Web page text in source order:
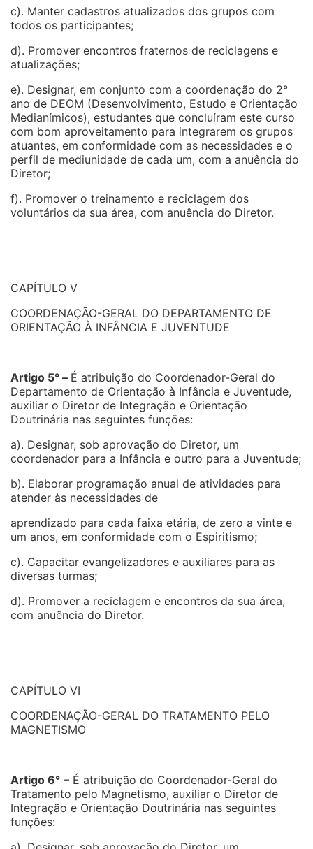
c). Manter cadastros atualizados dos grupos com
todos os participantes;
d). Promover encontros fraternos de reciclagens e
atualizações;
e). Designar, em conjunto com a coordenação do 2°
ano de DEOM (Desenvolvimento, Estudo e Orientação
Medianímicos), estudantes que concluíram este curso
com bom aproveitamento para integrarem os grupos
atuantes, em conformidade com as necessidades e o
perfil de mediunidade de cada um, com a anuência do
Diretor;
f). Promover o treinamento e reciclagem dos
voluntários da sua área, com anuência do Diretor.
CAPÍTULO V
COORDENAÇÃO-GERAL DO DEPARTAMENTO DE
ORIENTAÇÃO À INFÂNCIA E JUVENTUDE
Artigo 5° – É atribuição do Coordenador-Geral do
Departamento de Orientação à Infância e Juventude,
auxiliar o Diretor de Integração e Orientação
Doutrinária nas seguintes funções:
a). Designar, sob aprovação do Diretor, um
coordenador para a Infância e outro para a Juventude;
b). Elaborar programação anual de atividades para
atender às necessidades de
aprendizado para cada faixa etária, de zero a vinte e
um anos, em conformidade com o Espiritismo;
c). Capacitar evangelizadores e auxiliares para as
diversas turmas;
d). Promover a reciclagem e encontros da sua área,
com anuência do Diretor.
CAPÍTULO VI
COORDENAÇÃO-GERAL DO TRATAMENTO PELO
MAGNETISMO
Artigo 6° – É atribuição do Coordenador-Geral do
Tratamento pelo Magnetismo, auxiliar o Diretor de
Integração e Orientação Doutrinária nas seguintes
funções: